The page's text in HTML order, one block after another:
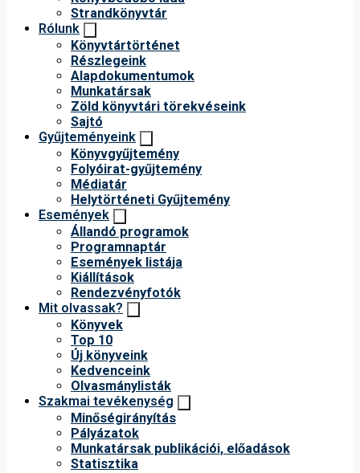
Strandkönyvtár
Rólunk
Könyvtártörténet
Részlegeink
Alapdokumentumok
Munkatársak
Zöld könyvtári törekvéseink
Sajtó
Gyűjteményeink
Könyvgyűjtemény
Folyóirat-gyűjtemény
Médiatár
Helytörténeti Gyűjtemény
Események
Állandó programok
Programnaptár
Események listája
Kiállítások
Rendezvényfotók
Mit olvassak?
Könyvek
Top 10
Új könyveink
Kedvenceink
Olvasmánylisták
Szakmai tevékenység
Minőségirányítás
Pályázatok
Munkatársak publikációi, előadások
Statisztika